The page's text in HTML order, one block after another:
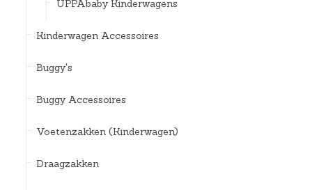
UPPAbaby Kinderwagens
Kinderwagen Accessoires
Buggy's
Buggy Accessoires
Voetenzakken (Kinderwagen)
Draagzakken